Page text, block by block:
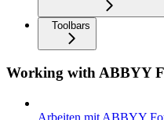
Toolbars
Working with ABBYY